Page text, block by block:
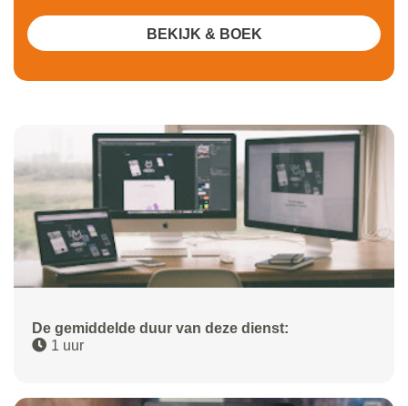
De gemiddelde duur van deze dienst:
1 uur
BEKIJK & BOEK